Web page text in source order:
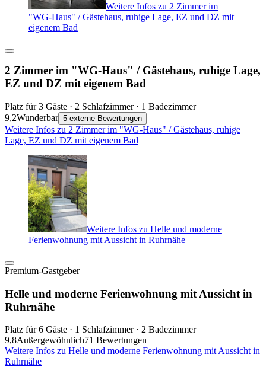
Weitere Infos zu 2 Zimmer im
"WG-Haus" / Gästehaus, ruhige Lage, EZ und DZ mit
eigenem Bad
2 Zimmer im "WG-Haus" / Gästehaus, ruhige Lage,
EZ und DZ mit eigenem Bad
Platz für 3 Gäste · 2 Schlafzimmer · 1 Badezimmer
9,2Wunderbar 5 externe Bewertungen
Weitere Infos zu 2 Zimmer im "WG-Haus" / Gästehaus, ruhige
Lage, EZ und DZ mit eigenem Bad
Weitere Infos zu Helle und moderne
Ferienwohnung mit Aussicht in Ruhrnähe
Premium-Gastgeber
Helle und moderne Ferienwohnung mit Aussicht in
Ruhrnähe
Platz für 6 Gäste · 1 Schlafzimmer · 2 Badezimmer
9,8Außergewöhnlich71 Bewertungen
Weitere Infos zu Helle und moderne Ferienwohnung mit Aussicht in
Ruhrnähe